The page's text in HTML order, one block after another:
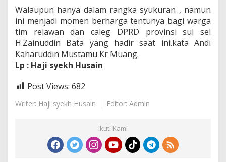
e
l
D
a
n
C
a
e
D
J
e
Walaupun hanya dalam rangka syukuran , namun
ini menjadi momen berharga tentunya bagi warga
tim relawan dan caleg DPRD provinsi sul sel
H.Zainuddin Bata yang hadir saat ini.kata Andi
Kaharuddin Mustamu Kr Muang.
Lp : Haji syekh Husain
Post Views: 682
Writer: Haji syekh Husain Editor: Admin
Ikuti Kami